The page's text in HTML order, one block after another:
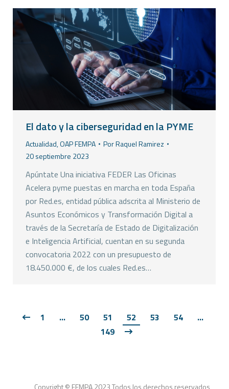
El dato y la ciberseguridad en la PYME
Actualidad,OAP FEMPA PorRaquel Ramirez
20 septiembre 2023
Apúntate Una iniciativa FEDER Las Oficinas
Acelera pyme puestas en marcha en toda España
por Red.es, entidad pública adscrita al Ministerio de
Asuntos Económicos y Transformación Digital a
través de la Secretaría de Estado de Digitalización
e Inteligencia Artificial, cuentan en su segunda
convocatoria 2022 con un presupuesto de
18.450.000 €, de los cuales Red.es…
1 … 50 51 52 53 54
…
149